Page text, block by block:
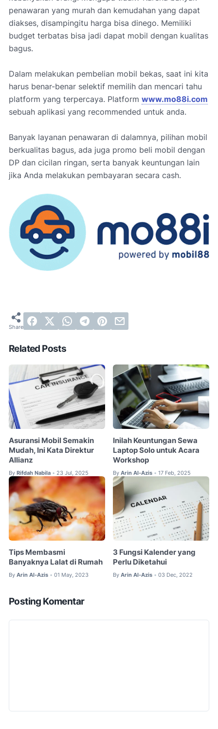
penawaran yang murah dan kemudahan yang dapat
diakses, disampingitu harga bisa dinego. Memiliki
budget terbatas bisa jadi dapat mobil dengan kualitas
bagus.
Dalam melakukan pembelian mobil bekas, saat ini kita
harus benar-benar selektif memilih dan mencari tahu
platform yang terpercaya. Platform www.mo88i.com
sebuah aplikasi yang recommended untuk anda.
Banyak layanan penawaran di dalamnya, pilihan mobil
berkualitas bagus, ada juga promo beli mobil dengan
DP dan cicilan ringan, serta banyak keuntungan lain
jika Anda melakukan pembayaran secara cash.
Related Posts
Asuransi Mobil Semakin
Mudah, Ini Kata Direktur
Allianz
By Rifdah Nabila • 23 Jul, 2025
Inilah Keuntungan Sewa
Laptop Solo untuk Acara
Workshop
By Arin Al-Azis • 17 Feb, 2025
Tips Membasmi
Banyaknya Lalat di Rumah
By Arin Al-Azis • 01 May, 2023
3 Fungsi Kalender yang
Perlu Diketahui
By Arin Al-Azis • 03 Dec, 2022
Posting Komentar